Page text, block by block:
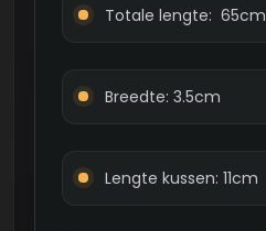
Totale lengte: 65cm
Breedte: 3.5cm
Lengte kussen: 11cm